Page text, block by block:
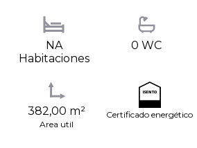
NA
Habitaciones
0 WC
382,00 m²
Area util
Certificado energético